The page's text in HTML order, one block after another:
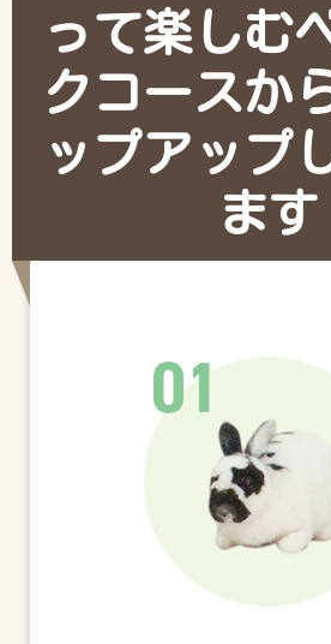
って楽しむ
クコースか
ップアップ
ます